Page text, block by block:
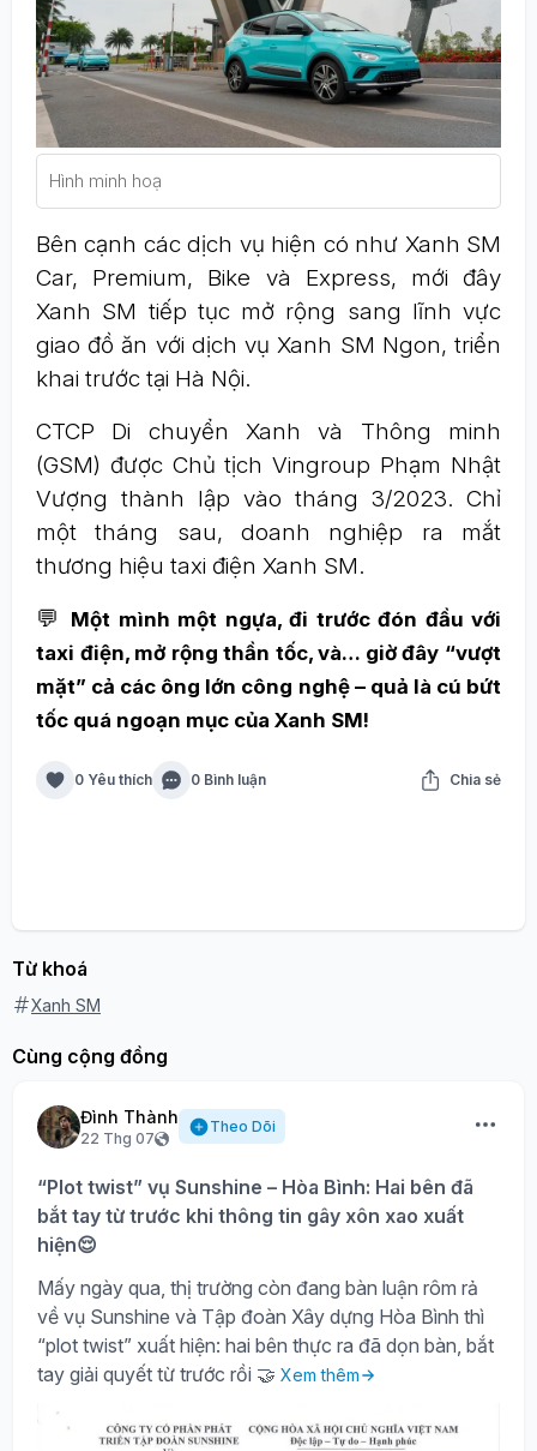
Hình minh hoạ
Bên cạnh các dịch vụ hiện có như Xanh SM
Car, Premium, Bike và Express, mới đây
Xanh SM tiếp tục mở rộng sang lĩnh vực
giao đồ ăn với dịch vụ Xanh SM Ngon, triển
khai trước tại Hà Nội.
CTCP Di chuyển Xanh và Thông minh
(GSM) được Chủ tịch Vingroup Phạm Nhật
Vượng thành lập vào tháng 3/2023. Chỉ
một tháng sau, doanh nghiệp ra mắt
thương hiệu taxi điện Xanh SM.
💬
Một mình một ngựa, đi trước đón đầu với
taxi điện, mở rộng thần tốc, và… giờ đây “vượt
mặt” cả các ông lớn công nghệ – quả là cú bứt
tốc quá ngoạn mục của Xanh SM!
0 Yêu thích 0 Bình luận Chia sẻ
Từ khoá
Xanh SM
Cùng cộng đồng
Đình Thành
22 Thg 07
Theo Dõi
“Plot twist” vụ Sunshine – Hòa Bình: Hai bên đã
bắt tay từ trước khi thông tin gây xôn xao xuất
hiện😌
Mấy ngày qua, thị trường còn đang bàn luận rôm rả
về vụ Sunshine và Tập đoàn Xây dựng Hòa Bình thì
“plot twist” xuất hiện: hai bên thực ra đã dọn bàn, bắt
tay giải quyết từ trước rồi 🤝 Xem thêm